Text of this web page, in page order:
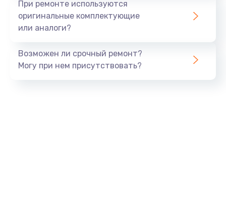
При ремонте используются
оригинальные комплектующие
или аналоги?
Возможен ли срочный ремонт?
Могу при нем присутствовать?